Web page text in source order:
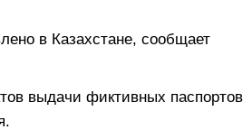
в Казахстане, сообщает
выдачи фиктивных паспортов